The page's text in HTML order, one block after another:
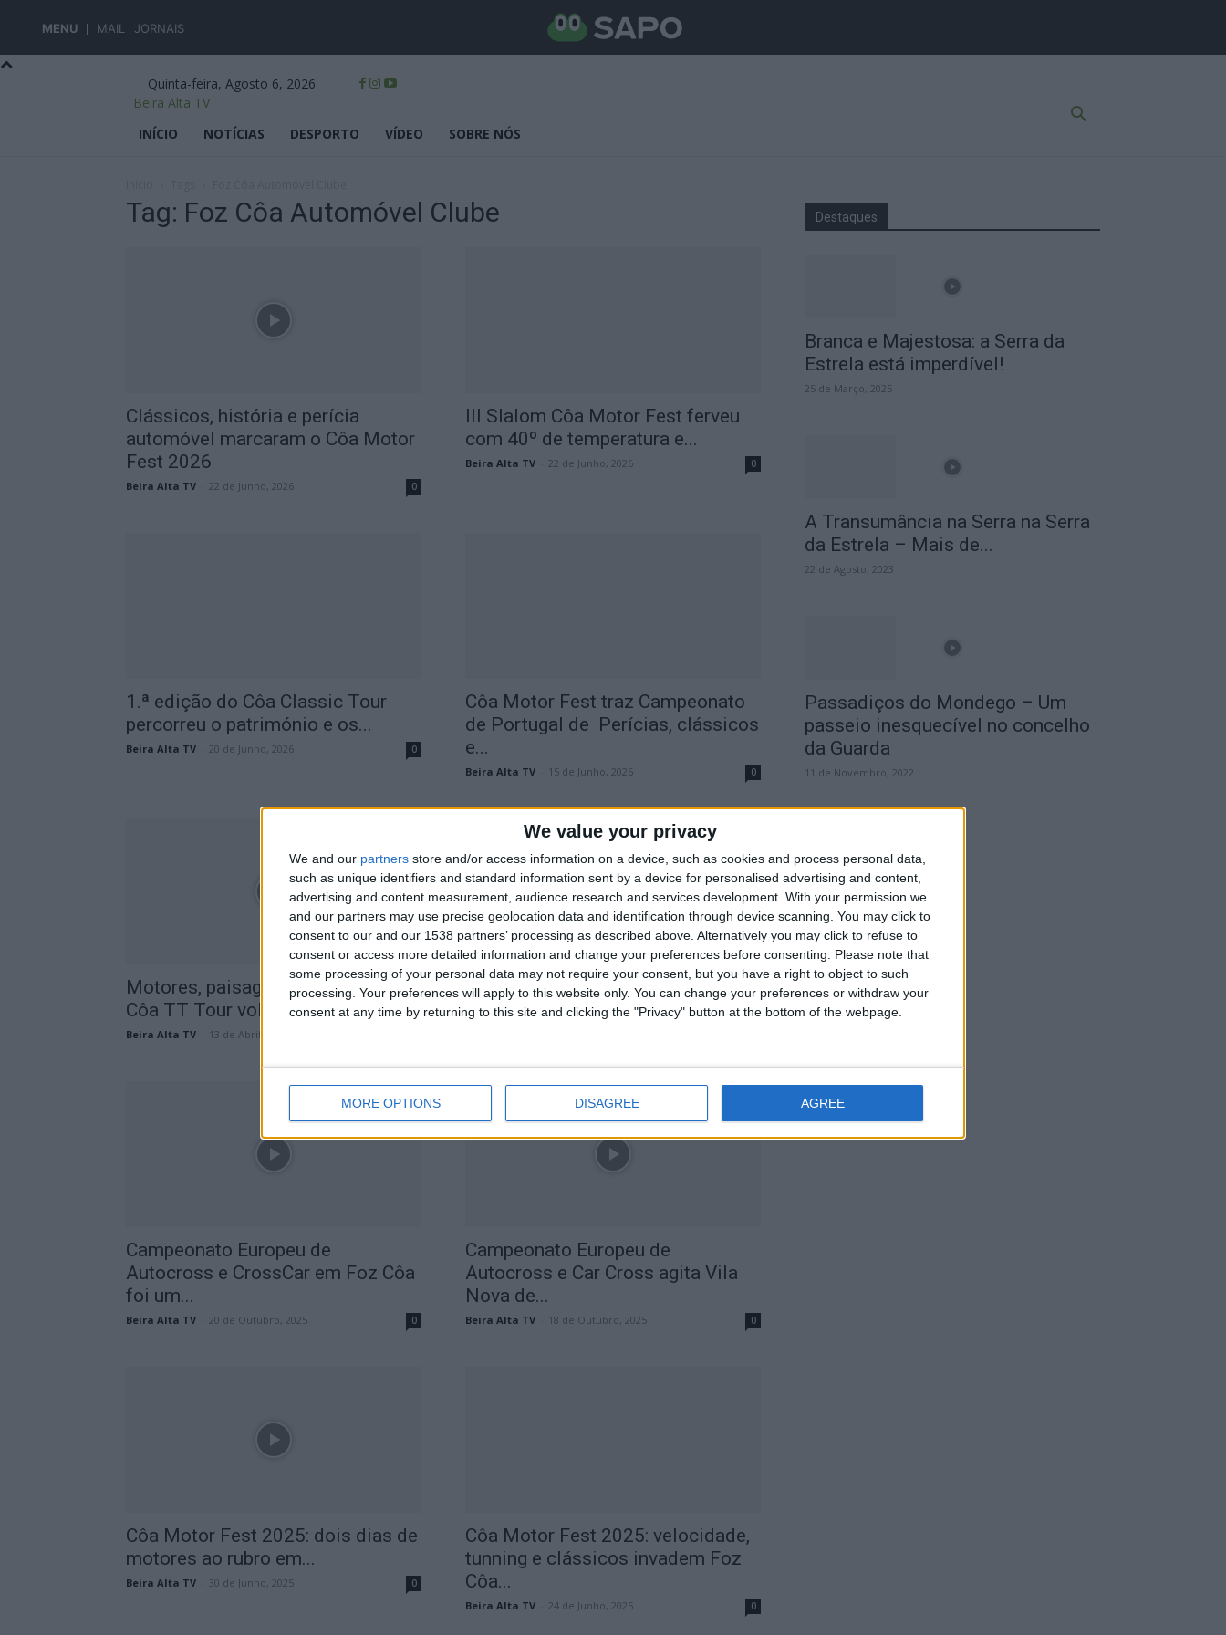
We value your privacy
We and our partners store and/or access information on a device, such as cookies and process personal data,
such as unique identifiers and standard information sent by a device for personalised advertising and content,
advertising and content measurement, audience research and services development. With your permission we
and our partners may use precise geolocation data and identification through device scanning. You may click to
consent to our and our 1538 partners’ processing as described above. Alternatively you may click to refuse to
consent or access more detailed information and change your preferences before consenting.
Please note that
some processing of your personal data may not require your consent, but you have a right to object to such
processing. Your preferences will apply to this website only. You can change your preferences or withdraw your
consent at any time by returning to this site and clicking the "Privacy" button at the bottom of the webpage.
MORE OPTIONS DISAGREE AGREE
MENU MAIL JORNAIS
Quinta-feira, Agosto 6, 2026
Beira Alta TV
INÍCIO
NOTÍCIAS DESPORTO VÍDEO SOBRE NÓS
Tag: Foz Côa Automóvel Clube
Clássicos, história e perícia
automóvel marcaram o Côa Motor
Fest 2026
Beira Alta TV 22 de Junho, 2026 0
III Slalom Côa Motor Fest ferveu
com 40º de temperatura e...
Beira Alta TV 22 de Junho, 2026 0
1.ª edição do Côa Classic Tour
percorreu o património e os...
Beira Alta TV 20 de Junho, 2026 0
Côa Motor Fest traz Campeonato
de Portugal de Perícias, clássicos
e...
Beira Alta TV 15 de Junho, 2026 0
Motores, paisagem e tradição: Foz
Côa TT Tour voltou a acelerar...
Beira Alta TV 13 de Abril, 2026
Aventura sobre rodas regressa ao
Douro: VII Foz Côa TT Tour...
Campeonato Europeu de
Autocross e CrossCar em Foz Côa
foi um...
Beira Alta TV 20 de Outubro, 2025 0
Campeonato Europeu de
Autocross e Car Cross agita Vila
Nova de...
Beira Alta TV 18 de Outubro, 2025 0
Côa Motor Fest 2025: dois dias de
motores ao rubro em...
Beira Alta TV 30 de Junho, 2025 0
Côa Motor Fest 2025: velocidade,
tunning e clássicos invadem Foz
Côa...
Beira Alta TV 24 de Junho, 2025 0
Destaques
Branca e Majestosa: a Serra da
Estrela está imperdível!
25 de Março, 2025
A Transumância na Serra na Serra
da Estrela – Mais de...
22 de Agosto, 2023
Passadiços do Mondego – Um
passeio inesquecível no concelho
da Guarda
11 de Novembro, 2022